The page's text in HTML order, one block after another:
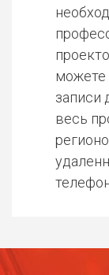
можете
записи
весь